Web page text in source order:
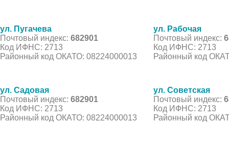
ул. Пугачева
Почтовый индекс: 682901
Код ИФНС: 2713
Районный код ОКАТО: 08224000013
ул. Рабочая
Почтовый индекс:
Код ИФНС: 2713
Районный код
ул. Садовая
Почтовый индекс: 682901
Код ИФНС: 2713
Районный код ОКАТО: 08224000013
ул. Советская
Почтовый индекс:
Код ИФНС: 2713
Районный код